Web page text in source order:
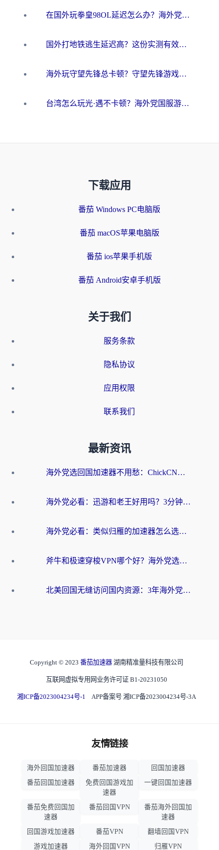
在国外玩拳皇98OL延迟怎么办？海外党亲测有效的低延迟指南
国外打地铁逃生延迟高？这份实测有效的低延迟指南帮你吃鸡
海外玩守望先锋总卡顿？守望先锋游戏加速器在哪里买&避坑指南（附欧洲非洲游戏实测）
台湾怎么玩光·遇不卡顿？海外党国服游戏加速终极攻略（附实测体验）
下载应用
番茄 Windows PC电脑版
番茄 macOS苹果电脑版
番茄 ios苹果手机版
番茄 Android安卓手机版
关于我们
服务条款
隐私协议
应用权限
联系我们
最新资讯
海外党选回国加速器不用愁：ChickCN和洞见哪个好？一篇搞定所有疑问
海外党必看：迅游和老王好用吗？3分钟选对加速国内网络的加速器
海外党必看：类似归雁的加速器怎么选？一篇搞定无缝访问国内资源
斧牛和极速穿梭VPN哪个好？海外党选回国加速器必看的真实对比与避坑指南
北美回国无缝访问国内资源：3年海外党亲测的加速器选择指南
Copyright © 2023 番茄加速器 湖南精准量科技有限公司
互联网虚拟专用网业务许可证 B1-20231050
湘ICP备2023004234号-1 APP备案号 湘ICP备2023004234号-3A
友情链接
海外回国加速器 番茄加速器
回国加速器
番茄回国加速器
免费回国游戏加
速器
一键回国加速器
番茄免费回国加
速器
番茄回国VPN
番茄海外回国加
速器
回国游戏加速器
番茄VPN
翻墙回国VPN
游戏加速器
海外回国VPN 归雁VPN